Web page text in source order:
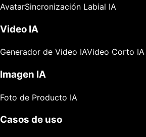
AvatarSincronización Labial IA
Video IA
Generador de Video IAVideo Corto IA
Imagen IA
Foto de Producto IA
Casos de uso